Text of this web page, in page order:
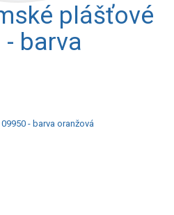
plášťové
barva
- barva oranžová